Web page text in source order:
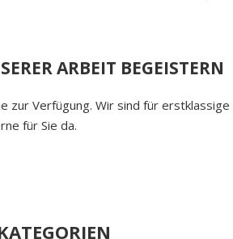
ARBEIT BEGEISTERN
zur Verfügung. Wir sind für
für Sie da.